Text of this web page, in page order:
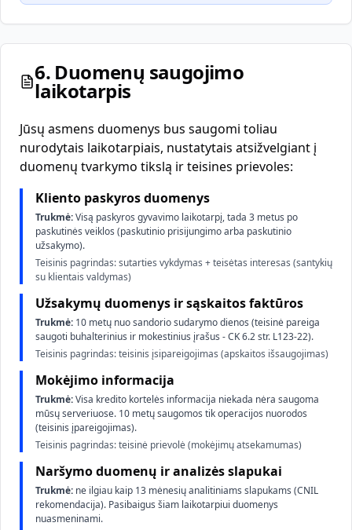
6. Duomenų saugojimo
laikotarpis
Jūsų asmens duomenys bus saugomi toliau
nurodytais laikotarpiais, nustatytais atsižvelgiant į
duomenų tvarkymo tikslą ir teisines prievoles:
Kliento paskyros duomenys
Trukmė:Visą paskyros gyvavimo laikotarpį, tada 3 metus po
paskutinės veiklos (paskutinio prisijungimo arba paskutinio
užsakymo).
Teisinis pagrindas: sutarties vykdymas + teisėtas interesas (santykių
su klientais valdymas)
Užsakymų duomenys ir sąskaitos faktūros
Trukmė: 10 metų nuo sandorio sudarymo dienos (teisinė pareiga
saugoti buhalterinius ir mokestinius įrašus - CK 6.2 str. L123-22).
Teisinis pagrindas: teisinis įsipareigojimas (apskaitos išsaugojimas)
Mokėjimo informacija
Trukmė:Visa kredito kortelės informacija niekada nėra saugoma
mūsų serveriuose. 10 metų saugomos tik operacijos nuorodos
(teisinis įpareigojimas).
Teisinis pagrindas: teisinė prievolė (mokėjimų atsekamumas)
Naršymo duomenų ir analizės slapukai
Trukmė: ne ilgiau kaip 13 mėnesių analitiniams slapukams (CNIL
rekomendacija). Pasibaigus šiam laikotarpiui duomenys
nuasmeninami.